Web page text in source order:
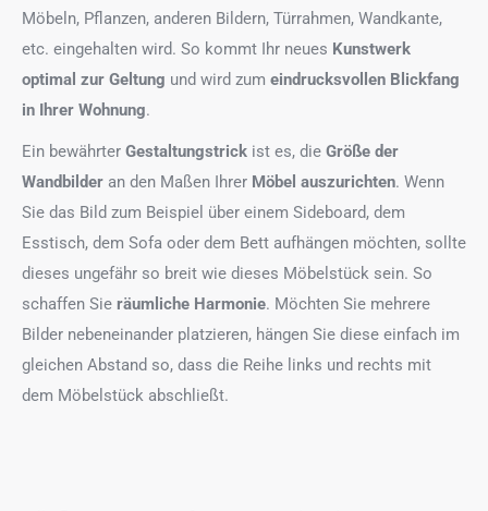
Möbeln, Pflanzen, anderen Bildern, Türrahmen, Wandkante,
etc. eingehalten wird. So kommt Ihr neues Kunstwerk
optimal zur Geltung und wird zum eindrucksvollen Blickfang
in Ihrer Wohnung.
Ein bewährter Gestaltungstrick ist es, die Größe der
Wandbilder an den Maßen Ihrer Möbel auszurichten. Wenn
Sie das Bild zum Beispiel über einem Sideboard, dem
Esstisch, dem Sofa oder dem Bett aufhängen möchten, sollte
dieses ungefähr so breit wie dieses Möbelstück sein. So
schaffen Sie räumliche Harmonie. Möchten Sie mehrere
Bilder nebeneinander platzieren, hängen Sie diese einfach im
gleichen Abstand so, dass die Reihe links und rechts mit
dem Möbelstück abschließt.